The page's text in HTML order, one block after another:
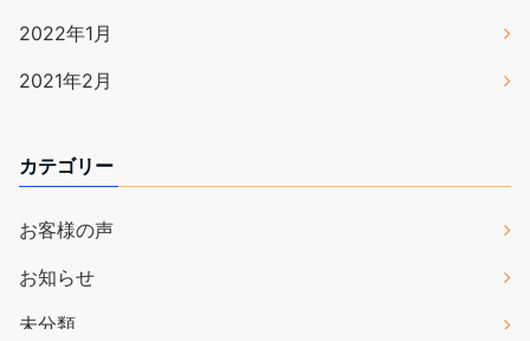
2022年1月
2021年2月
カテゴリー
お客様の声
お知らせ
未分類